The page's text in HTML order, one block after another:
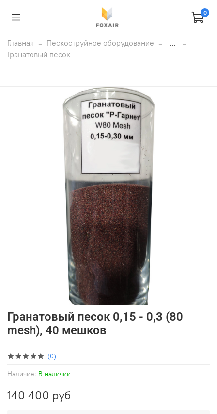
0
Главная Пескоструйное оборудование
...
Гранатовый песок
(0)
Наличие: В наличии
Гранатовый песок 0,15 - 0,3 (80
mesh), 40 мешков
140 400 руб